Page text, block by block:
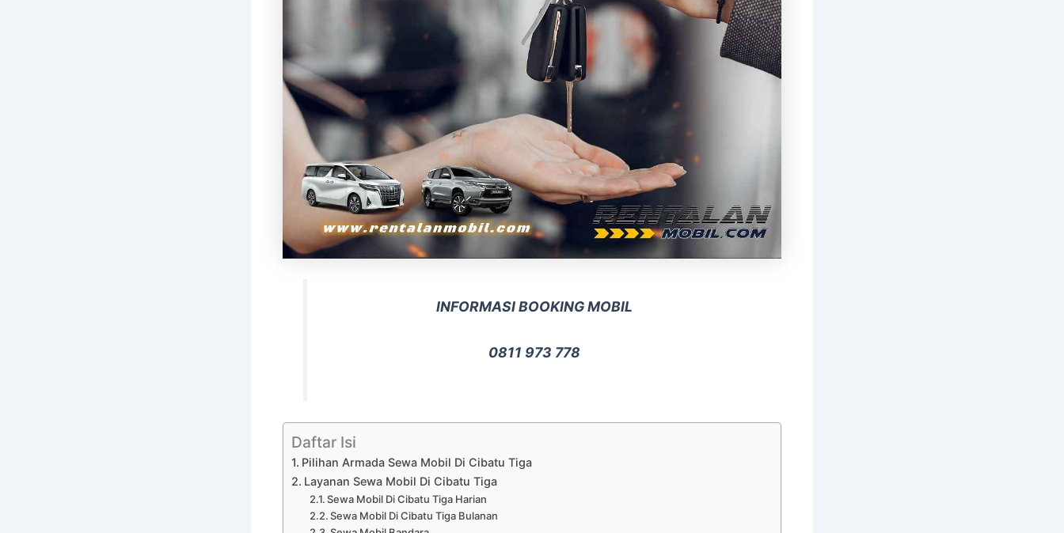
INFORMASI BOOKING MOBIL
0811 973 778
Daftar Isi
Pilihan Armada Sewa Mobil Di Cibatu Tiga
Layanan Sewa Mobil Di Cibatu Tiga
Sewa Mobil Di Cibatu Tiga Harian
Sewa Mobil Di Cibatu Tiga Bulanan